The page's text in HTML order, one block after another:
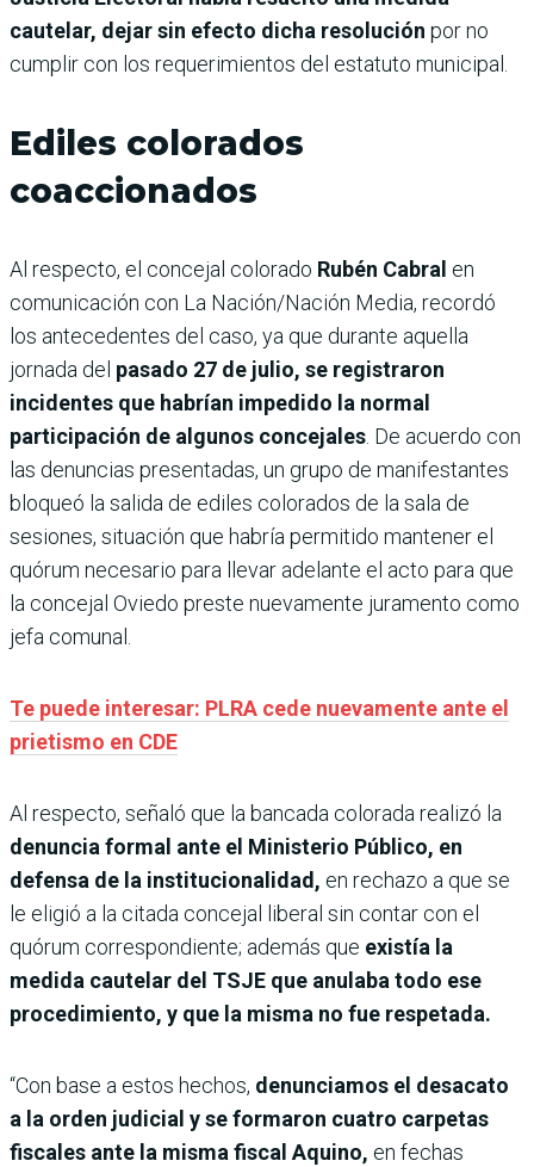
cautelar, dejar sin efecto dicha resolución por no
cumplir con los requerimientos del estatuto municipal.
Ediles colorados
coaccionados
Al respecto, el concejal colorado Rubén Cabral en
comunicación con La Nación/Nación Media, recordó
los antecedentes del caso, ya que durante aquella
jornada del pasado 27 de julio, se registraron
incidentes que habrían impedido la normal
participación de algunos concejales. De acuerdo con
las denuncias presentadas, un grupo de manifestantes
bloqueó la salida de ediles colorados de la sala de
sesiones, situación que habría permitido mantener el
quórum necesario para llevar adelante el acto para que
la concejal Oviedo preste nuevamente juramento como
jefa comunal.
Te puede interesar: PLRA cede nuevamente ante el
prietismo en CDE
Al respecto, señaló que la bancada colorada realizó la
denuncia formal ante el Ministerio Público, en
defensa de la institucionalidad, en rechazo a que se
le eligió a la citada concejal liberal sin contar con el
quórum correspondiente; además que existía la
medida cautelar del TSJE que anulaba todo ese
procedimiento, y que la misma no fue respetada.
“Con base a estos hechos, denunciamos el desacato
a la orden judicial y se formaron cuatro carpetas
fiscales ante la misma fiscal Aquino, en fechas